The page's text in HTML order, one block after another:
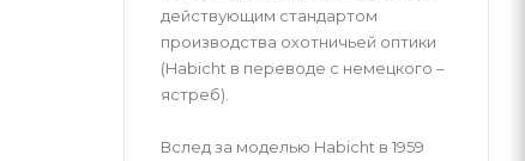
действующим стандартом
производства охотничьей оптики
(Habicht в переводе с немецкого –
ястреб).
Вслед за моделью Habicht в 1959